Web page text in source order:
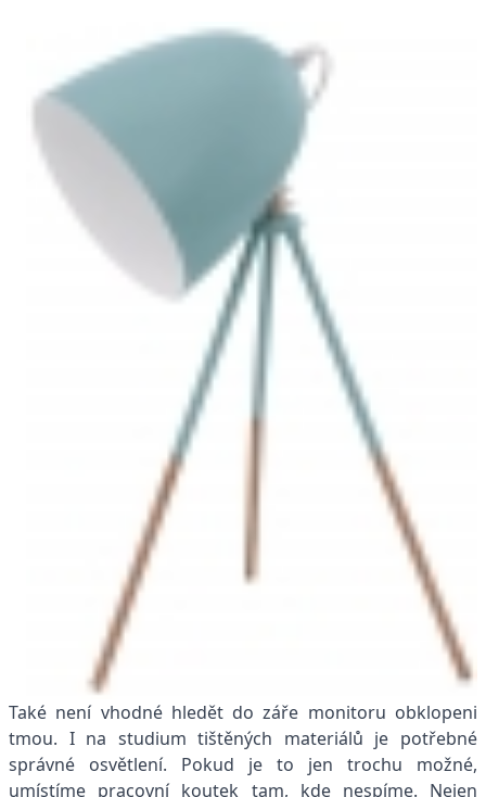
Také není vhodné hledět do záře monitoru obklopeni
tmou. I na studium tištěných materiálů je potřebné
správné osvětlení. Pokud je to jen trochu možné,
umístíme pracovní koutek tam, kde nespíme. Nejen